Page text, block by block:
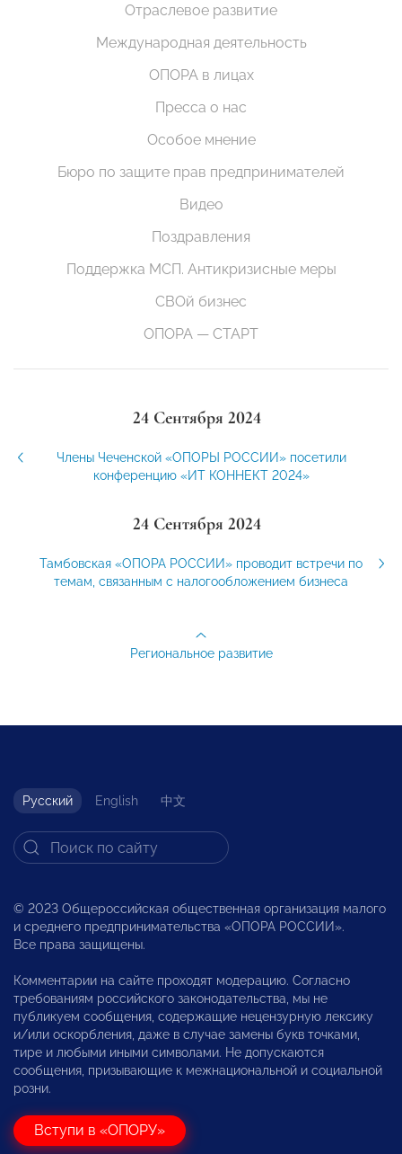
Отраслевое развитие
Международная деятельность
ОПОРА в лицах
Пресса о нас
Особое мнение
Бюро по защите прав предпринимателей
Видео
Поздравления
Поддержка МСП. Антикризисные меры
СВОй бизнес
ОПОРА — СТАРТ
24 Сентября 2024
Члены Чеченской «ОПОРЫ РОССИИ» посетили
конференцию «ИТ КОННЕКТ 2024»
24 Сентября 2024
Тамбовская «ОПОРА РОССИИ» проводит встречи по
темам, связанным с налогообложением бизнеса
Региональное развитие
Русский English 中文
© 2023 Общероссийская общественная организация малого
и среднего предпринимательства «ОПОРА РОССИИ».
Все права защищены.
Комментарии на сайте проходят модерацию. Согласно
требованиям российского законодательства, мы не
публикуем сообщения, содержащие нецензурную лексику
и/или оскорбления, даже в случае замены букв точками,
тире и любыми иными символами. Не допускаются
сообщения, призывающие к межнациональной и социальной
розни.
Вступи в «ОПОРУ»